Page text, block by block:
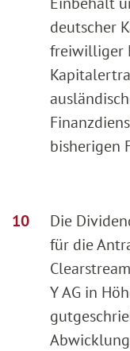
deutscher
freiwilliger
bisherigen
Die
für die
Y AG in